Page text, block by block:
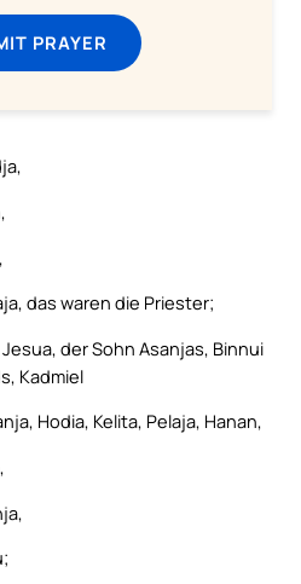
PRAYER
das waren die Priester;
der Sohn Asanjas, Binnui
Kadmiel
Hodia, Kelita, Pelaja, Hanan,